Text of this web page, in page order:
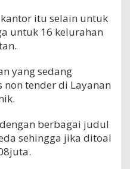
itu selain untuk
untuk 16 kelurahan
yang sedang
tender di Layanan
berbagai judul
sehingga jika ditoal